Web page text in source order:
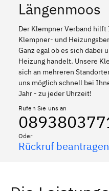
Längenmoos
Der Klempner Verband
Klempner- und
Ganz egal ob es sich dabei
Heizung handelt. Unsere
sich an mehreren
uns möglich schnell bei
Jahr - zu jeder Uhrzeit!
Rufen Sie uns an
Oder
Rückruf beantragen